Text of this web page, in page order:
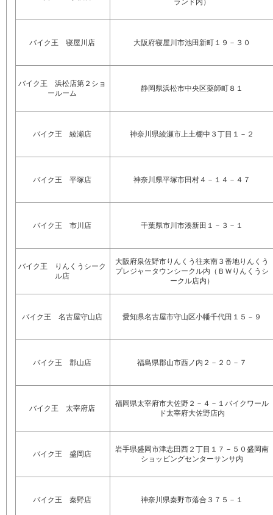
ランド内）
バイク王 寝屋川店 大阪府寝屋川市池田新町１９－３０
バイク王 浜松店第２ショ
ールーム
静岡県浜松市中央区薬師町８１
バイク王 綾瀬店 神奈川県綾瀬市上土棚中３丁目１－２
バイク王 平塚店 神奈川県平塚市田村４－１４－４７
バイク王 市川店 千葉県市川市湊新田１－３－１
バイク王 りんくうシーク
ル店
大阪府泉佐野市りんくう往来南３番地りんくう
プレジャータウンシークル内（ＢＷりんくうシ
ークル店内）
バイク王 名古屋守山店 愛知県名古屋市守山区小幡千代田１５－９
バイク王 郡山店 福島県郡山市西ノ内２－２０－７
バイク王 太宰府店
福岡県太宰府市大佐野２－４－１バイクワール
ド太宰府大佐野店内
バイク王 盛岡店
岩手県盛岡市津志田西２丁目１７－５０盛岡南
ショッピングセンターサンサ内
バイク王 秦野店 神奈川県秦野市落合３７５－１